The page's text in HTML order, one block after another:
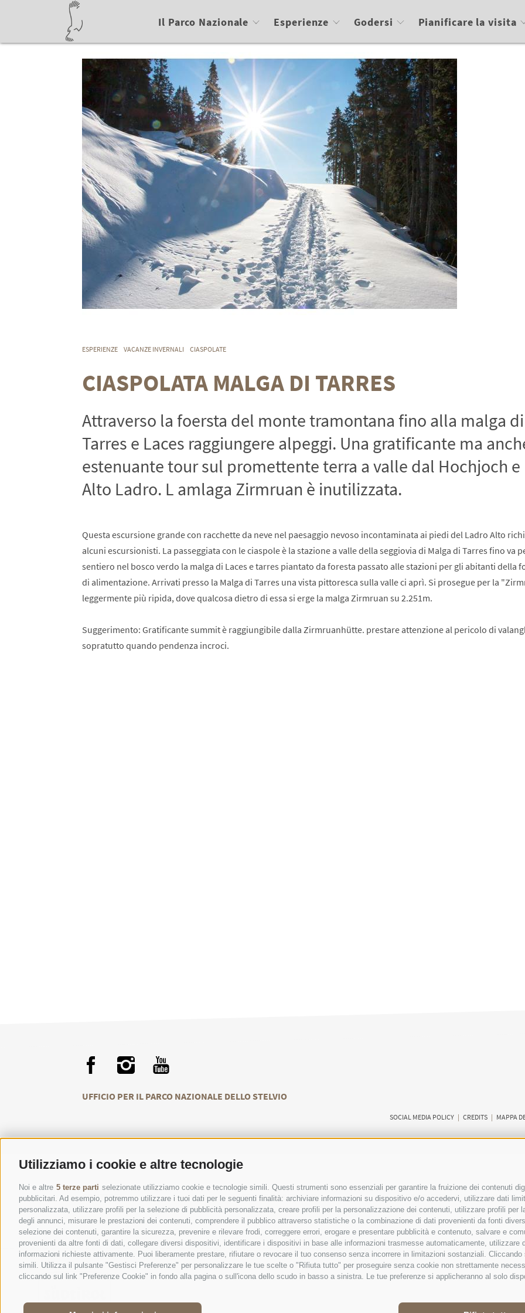
Utilizziamo i cookie e altre tecnologie
Noi e altre 5 terze parti selezionate utilizziamo cookie e tecnologie simili. Questi strumenti sono essenziali per garantire la fruizione dei contenuti
pubblicitari. Ad esempio, potremmo utilizzare i tuoi dati per le seguenti finalità: archiviare informazioni su dispositivo e/o accedervi, utilizzare dati
personalizzata, utilizzare profili per la selezione di pubblicità personalizzata, creare profili per la personalizzazione dei contenuti, utilizzare profili
degli annunci, misurare le prestazioni dei contenuti, comprendere il pubblico attraverso statistiche o la combinazione di dati provenienti da fonti
selezione dei contenuti, garantire la sicurezza, prevenire e rilevare frodi, correggere errori, erogare e presentare pubblicità e contenuto, salvare e
provenienti da altre fonti di dati, collegare diversi dispositivi, identificare i dispositivi in base alle informazioni trasmesse automaticamente,
informazioni richieste attivamente. Puoi liberamente prestare, rifiutare o revocare il tuo consenso senza incorrere in limitazioni sostanziali.
simili. Utilizza il pulsante "Gestisci Preferenze" per personalizzare le tue scelte o "Rifiuta tutto" per proseguire senza cookie non strettamente
cliccando sul link "Preferenze Cookie" in fondo alla pagina o sull'icona dello scudo in basso a sinistra. Le tue preferenze si applicheranno al solo
Il Parco Nazionale Esperienze Godersi Pianificare la visita
ESPERIENZE VACANZE INVERNALI CIASPOLATE
CIASPOLATA MALGA DI TARRES
Attraverso la foersta del monte tramontana fino alla malga di
Tarres e Laces raggiungere alpeggi. Una gratificante ma
estenuante tour sul promettente terra a valle dal Hochjoch e
Alto Ladro. L amlaga Zirmruan è inutilizzata.
Questa escursione grande con racchette da neve nel paesaggio nevoso incontaminata ai piedi del Ladro Alto
alcuni escursionisti. La passeggiata con le ciaspole è la stazione a valle della seggiovia di Malga di Tarres fino va
sentiero nel bosco verdo la malga di Laces e tarres piantato da foresta passato alle stazioni per gli abitanti della
di alimentazione. Arrivati presso la Malga di Tarres una vista pittoresca sulla valle ci aprì. Si prosegue per la
leggermente più ripida, dove qualcosa dietro di essa si erge la malga Zirmruan su 2.251m.
Suggerimento: Gratificante summit è raggiungibile dalla Zirmruanhütte. prestare attenzione al pericolo di
sopratutto quando pendenza incroci.
UFFICIO PER IL PARCO NAZIONALE DELLO STELVIO
SOCIAL MEDIA POLICY | CREDITS | MAPPA
CONTATTI CENTRI VISITATORI
ESPERIENZE GUIDATE NELLA
NATURA